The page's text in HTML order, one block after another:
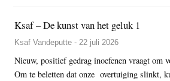
Ksaf – De kunst van het geluk 1
Ksaf Vandeputte - 22 juli 2026
Nieuw, positief gedrag inoefenen vraagt om
Om te beletten dat onze overtuiging slinkt,